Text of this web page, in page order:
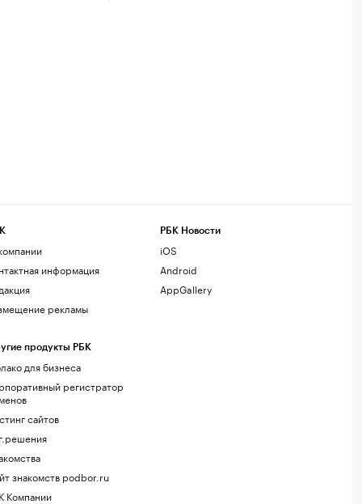
информация
рекламы
продукты РБК
для бизнеса
регистратор
сайтов
знакомств podbor.ru
Компании
РБК Новости
iOS
Android
AppGallery